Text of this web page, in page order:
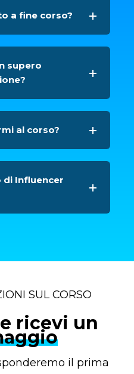
a fine corso?
supero
al corso?
di Influencer
SUL CORSO
ricevi un
il prima